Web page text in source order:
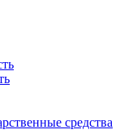
средства